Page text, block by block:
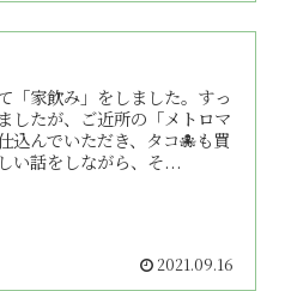
「家飲み」をしました。すっ
したが、ご近所の「メトロマ
込んでいただき、タコ🐙も買
い話をしながら、そ...
2021.09.16